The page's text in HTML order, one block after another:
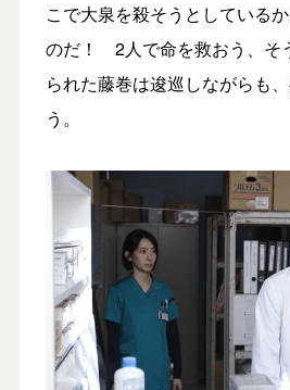
こで大泉を殺そうとしている
のだ！ 2人で命を救おう、そ
られた藤巻は逡巡しながらも
う。